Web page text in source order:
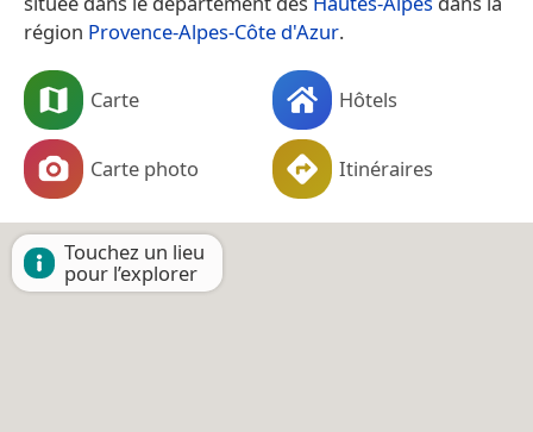
région Provence-Alpes-Côte d'Azur.
Carte Hôtels
Carte photo Itinéraires
Touchez un lieu
pour l’explorer